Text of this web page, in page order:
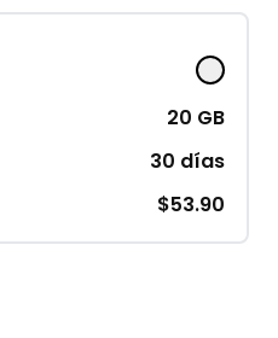
20 GB
30 días
$53.90